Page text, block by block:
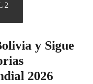
2
y Sigue
2026